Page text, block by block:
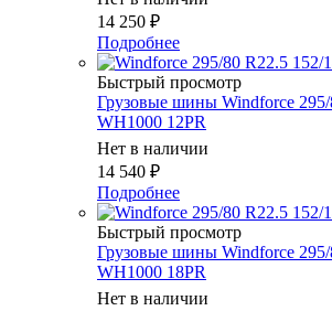
14 250 ₽
Подробнее
Быстрый просмотр
Грузовые шины Windforce
WH1000 12PR
Нет в наличии
14 540 ₽
Подробнее
Быстрый просмотр
Грузовые шины Windforce
WH1000 18PR
Нет в наличии